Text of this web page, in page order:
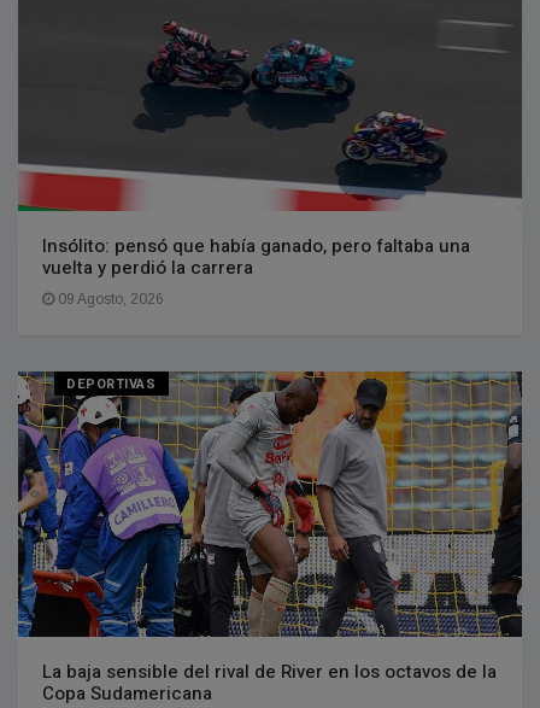
Insólito: pensó que había ganado, pero faltaba una
vuelta y perdió la carrera
09 Agosto, 2026
DEPORTIVAS
La baja sensible del rival de River en los octavos de la
Copa Sudamericana